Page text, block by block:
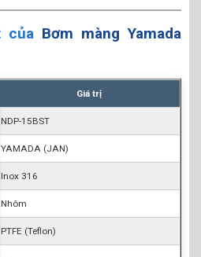
của Bơm màng Yamada
Giá trị
NDP-15BST
YAMADA (JAN)
Inox 316
Nhôm
PTFE (Teflon)